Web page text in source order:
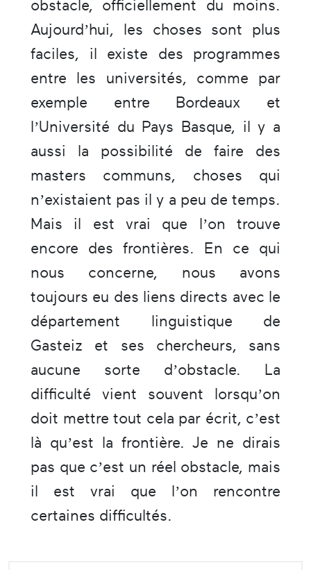
obstacle, officiellement du moins.
Aujourd’hui, les choses sont plus
faciles, il existe des programmes
entre les universités, comme par
exemple entre Bordeaux et
l’Université du Pays Basque, il y a
aussi la possibilité de faire des
masters communs, choses qui
n’existaient pas il y a peu de temps.
Mais il est vrai que l’on trouve
encore des frontières. En ce qui
nous concerne, nous avons
toujours eu des liens directs avec le
département linguistique de
Gasteiz et ses chercheurs, sans
aucune sorte d’obstacle. La
difficulté vient souvent lorsqu’on
doit mettre tout cela par écrit, c’est
là qu’est la frontière. Je ne dirais
pas que c’est un réel obstacle, mais
il est vrai que l’on rencontre
certaines difficultés.